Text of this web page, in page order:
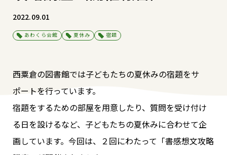
2022.09.01
あわくら会館 夏休み 宿題
西粟倉の図書館では子どもたちの夏休みの宿題をサ
ポートを行っています。
宿題をするための部屋を用意したり、質問を受け付け
る日を設けるなど、子どもたちの夏休みに合わせて企
画しています。今回は、２回にわたって「書感想文攻略